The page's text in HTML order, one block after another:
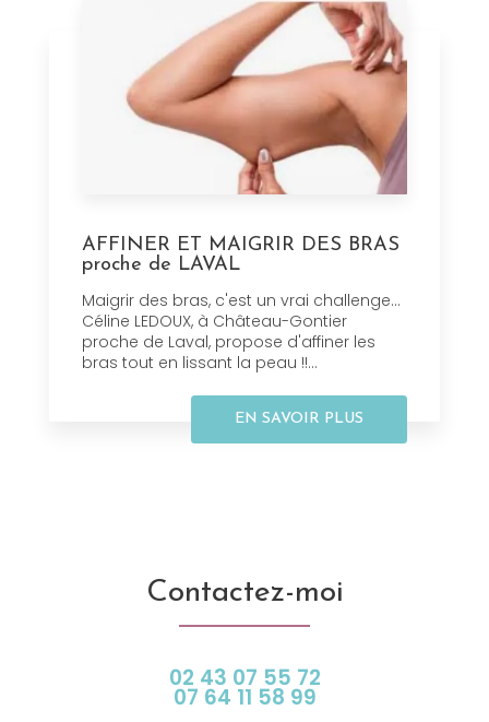
AFFINER ET MAIGRIR DES BRAS
proche de LAVAL
Maigrir des bras, c'est un vrai challenge…
Céline LEDOUX, à Château-Gontier
proche de Laval, propose d'affiner les
bras tout en lissant la peau !!...
EN SAVOIR PLUS
Contactez-moi
02 43 07 55 72
07 64 11 58 99